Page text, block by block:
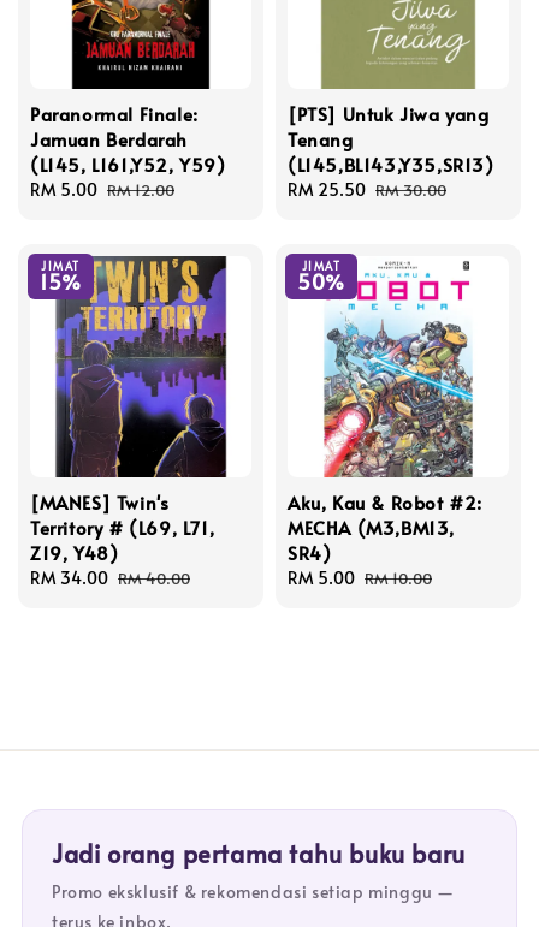
Paranormal Finale:
Jamuan Berdarah
(L145, L161,Y52, Y59)
Sale
RM 5.00 Regular
RM 12.00
[PTS] Untuk Jiwa yang
Tenang
(L145,BL143,Y35,SR13)
Sale
RM 25.50 Regular
RM 30.00
JIMAT
15%
[MANES] Twin's
Territory # (L69, L71,
Z19, Y48)
Sale
RM 34.00 Regular
RM 40.00
JIMAT
50%
Aku, Kau & Robot #2:
MECHA (M3,BM13,
SR4)
Sale
RM 5.00 Regular
RM 10.00
Jadi orang pertama tahu buku baru
Promo eksklusif & rekomendasi setiap minggu —
terus ke inbox.